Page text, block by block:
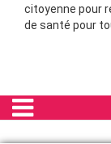
citoyenne pour
de santé pour